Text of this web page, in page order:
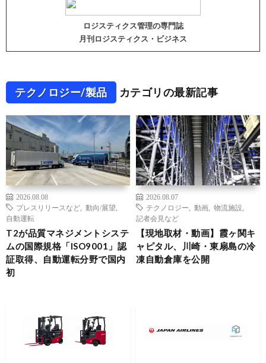
ロジスティクス管理の専門誌
月刊ロジスティクス・ビジネス
テクノロジー/製品 カテゴリの最新記事
2026.08.08
プレスリリースなど
動向/展望
自動運転
T2が品質マネジメントシステ
ムの国際規格「ISO9001」認
証取得、自動運転分野で国内
初
2026.08.07
テクノロジー
動画 物流施設
記者会見など
【現地取材・動画】霞ヶ関キ
ャピタル、川崎・東扇島の冷
凍自動倉庫を公開